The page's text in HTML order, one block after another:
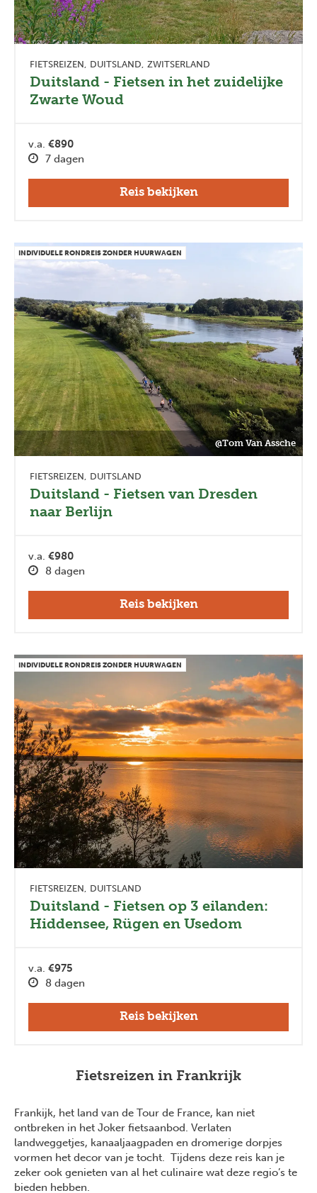
FIETSREIZEN DUITSLAND ZWITSERLAND
Duitsland - Fietsen in het zuidelijke
Zwarte Woud
v.a. €890
7 dagen
Reis bekijken
@Tom Van Assche
INDIVIDUELE RONDREIS ZONDER HUURWAGEN
FIETSREIZEN DUITSLAND
Duitsland - Fietsen van Dresden
naar Berlijn
v.a. €980
8 dagen
Reis bekijken
INDIVIDUELE RONDREIS ZONDER HUURWAGEN
FIETSREIZEN DUITSLAND
Duitsland - Fietsen op 3 eilanden:
Hiddensee, Rügen en Usedom
v.a. €975
8 dagen
Reis bekijken
Fietsreizen in Frankrijk
Frankijk, het land van de Tour de France, kan niet
ontbreken in het Joker fietsaanbod. Verlaten
landweggetjes, kanaaljaagpaden en dromerige dorpjes
vormen het decor van je tocht. Tijdens deze reis kan je
zeker ook genieten van al het culinaire wat deze regio’s te
bieden hebben.
Previous